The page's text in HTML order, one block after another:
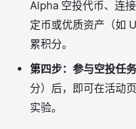
Alpha 空投代币、连
定币或优质资产（如
累积分。
第四步：参与空投任务
分）后，即可在活动
实验。